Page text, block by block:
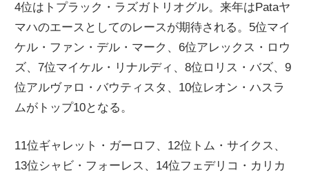
4位はトプラック・ラズガトリオグル。来年はPataヤ
マハのエースとしてのレースが期待される。5位マイ
ケル・ファン・デル・マーク、6位アレックス・ロウ
ズ、7位マイケル・リナルディ、8位ロリス・バズ、9
位アルヴァロ・バウティスタ、10位レオン・ハスラ
ムがトップ10となる。
11位ギャレット・ガーロフ、12位トム・サイクス、
13位シャビ・フォーレス、14位フェデリコ・カリカ